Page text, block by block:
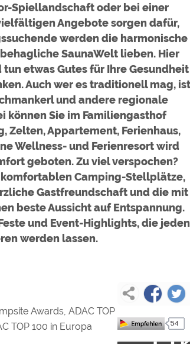
Spiellandschaft oder bei einer
Angebote sorgen dafür,
werden die harmonische
SaunaWelt lieben. Hier
etwas Gutes für Ihre Gesundheit
Auch wer es traditionell mag, ist
und andere regionale
können Sie im Familiengasthof
Zelten, Appartement, Ferienhaus,
Wellness- und Ferienresort wird
geboten. Zu viel verspochen?
Camping-Stellplätze,
Gastfreundschaft und die mit
beste Aussicht auf Entspannung.
und Event-Highlights, die jeden
werden lassen.
Awards, ADAC TOP
TOP 100 in Europa
zu